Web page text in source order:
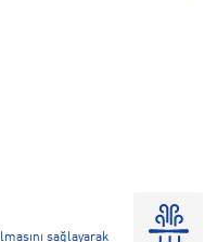
sağlayarak